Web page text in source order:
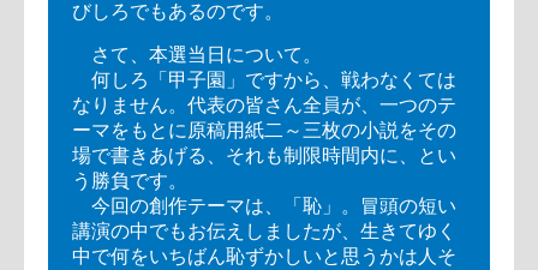
びしろでもあるのです。
さて、本選当日について。
何しろ「甲子園」ですから、戦わなくては
なりません。代表の皆さん全員が、一つのテ
ーマをもとに原稿用紙二～三枚の小説をその
場で書きあげる、それも制限時間内に、とい
う勝負です。
今回の創作テーマは、「恥」。冒頭の短い
講演の中でもお伝えしましたが、生きてゆく
中で何をいちばん恥ずかしいと思うかは人そ